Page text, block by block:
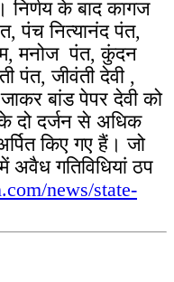
के बाद कागज
पंच नित्यानंद पंत,
मनोज पंत, कुंदन
पंत, जीवंती देवी ,
बांड पेपर देवी को
दो दर्जन से अधिक
किए गए हैं। जो
अवैध गतिविधियां ठप
news/state-